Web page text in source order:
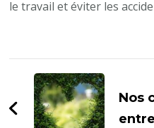
le travail et éviter les
Navigation
d'article
Nos